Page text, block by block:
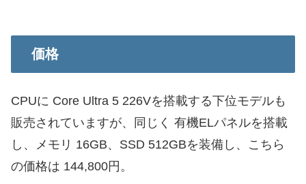
価格
CPUに Core Ultra 5 226Vを搭載する下位モデルも
販売されていますが、同じく 有機ELパネルを搭載
し、メモリ 16GB、SSD 512GBを装備し、こちら
の価格は 144,800円。